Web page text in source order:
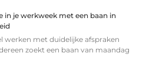
in je werkweek met een baan in
werken met duidelijke afspraken
zoekt een baan van maandag